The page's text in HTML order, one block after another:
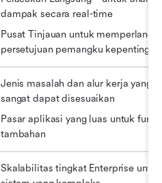
dampak secara real-time
Pusat Tinjauan untuk memperlancar
persetujuan pemangku kepentingan
Jenis masalah dan alur kerja yang
sangat dapat disesuaikan
Pasar aplikasi yang luas untuk
tambahan
Skalabilitas tingkat Enterprise untuk